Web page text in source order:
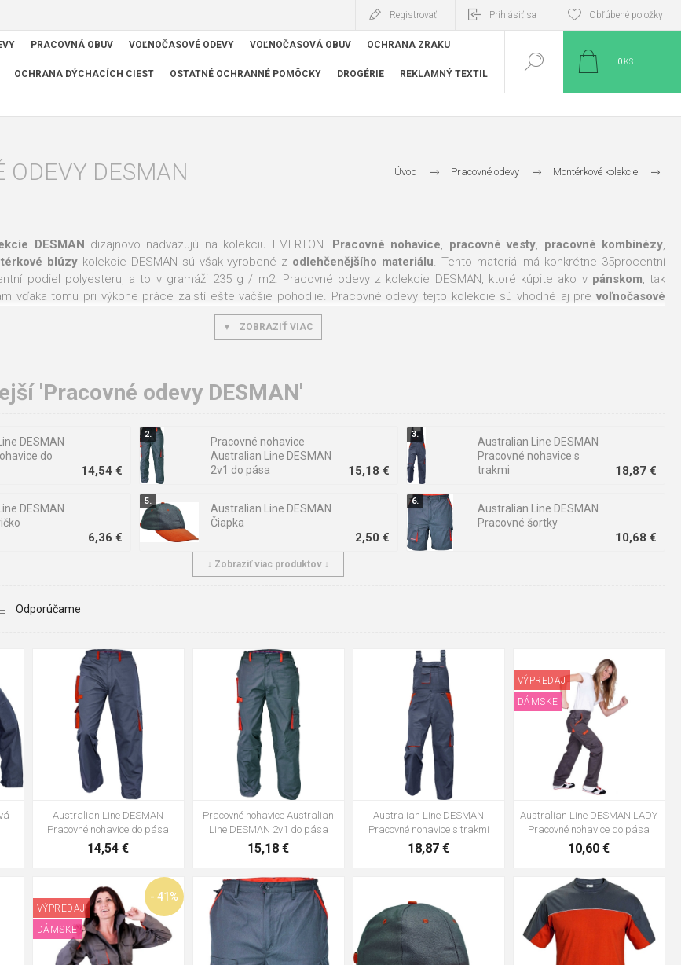
Registrovať Prihlásiť sa Obľúbené položky
PRACOVNÁ OBUV VOĽNOČASOVÉ ODEVY VOĽNOČASOVÁ OBUV OCHRANA ZRAKU
OCHRANA DÝCHACÍCH CIEST OSTATNÉ OCHRANNÉ POMÔCKY DROGÉRIE REKLAMNÝ TEXTIL
0 KS
Úvod Pracovné odevy Montérkové kolekcie
ODEVY DESMAN
DESMAN dizajnovo nadväzujú na kolekciu EMERTON. Pracovné nohavice, pracovné vesty, pracovné kombinézy,
blúzy kolekcie DESMAN sú však vyrobené z odlehčenějšího materiálu. Tento materiál má konkrétne 35procentní
podiel polyesteru, a to v gramáži 235 g / m2. Pracovné odevy z kolekcie DESMAN, ktoré kúpite ako v pánskom, tak
vďaka tomu pri výkone práce zaistí ešte väčšie pohodlie. Pracovné odevy tejto kolekcie sú vhodné aj pre voľnočasové
ZOBRAZIŤ VIAC
'Pracovné odevy DESMAN'
DESMAN
do
14,54 €
Pracovné nohavice
Australian Line DESMAN
2v1 do pása
15,18 €
Australian Line DESMAN
Pracovné nohavice s
trakmi
18,87 €
DESMAN
6,36 €
Australian Line DESMAN
Čiapka
2,50 €
Australian Line DESMAN
Pracovné šortky
10,68 €
Cerva DESMAN LADY
↓ Zobraziť viac produktov ↓
Australian Line DESMAN
Pracovné nohavice do pása
14,54 €
52 60
Pracovné nohavice Australian
Line DESMAN 2v1 do pása
15,18 €
48 56 58
Australian Line DESMAN
Pracovné nohavice s trakmi
18,87 €
52 54
62
DÁMSKE
VÝPREDAJ
Australian Line DESMAN LADY
Pracovné nohavice do pása
10,60 €
60
- 41%
DÁMSKE
VÝPREDAJ
58 60 48 50 52 54 56
62
M L